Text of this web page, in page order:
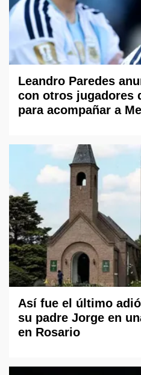
Leandro Paredes
con otros jugadores
para acompañar a
Así fue el último
su padre Jorge en
en Rosario